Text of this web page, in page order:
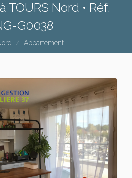
TOURS Nord • Réf.
G0038
Appartement